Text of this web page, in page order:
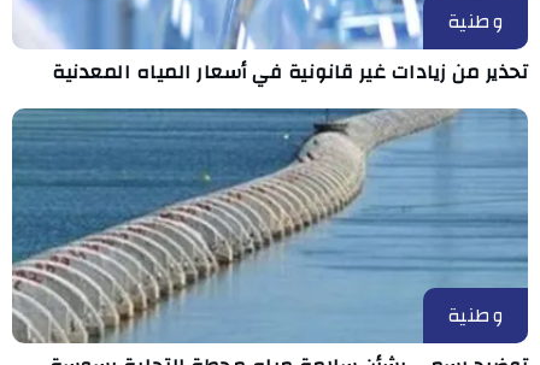
وطنية
تحذير من زيادات غير قانونية في أسعار المياه المعدنية
وطنية